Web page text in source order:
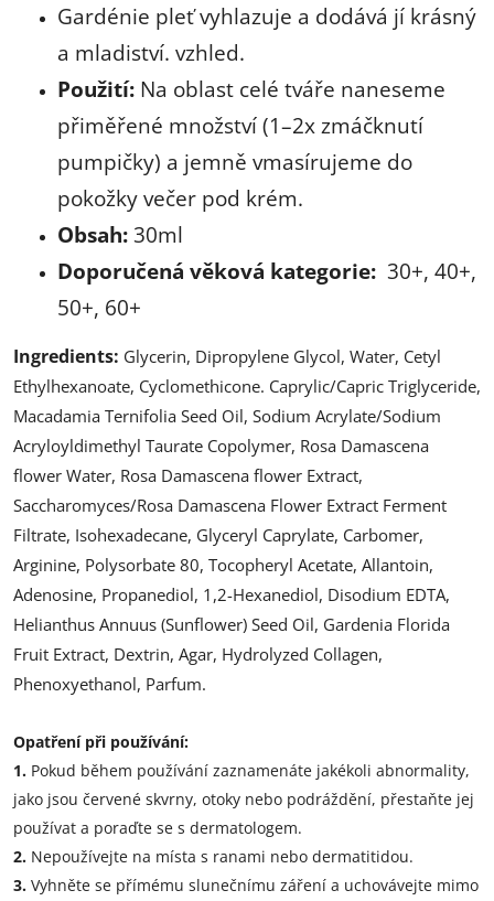
Gardénie pleť vyhlazuje a dodává jí krásný
a mladiství. vzhled.
Použití: Na oblast celé tváře naneseme
přiměřené množství (1–2x zmáčknutí
pumpičky) a jemně vmasírujeme do
pokožky večer pod krém.
Obsah: 30ml
Doporučená věková kategorie: 30+, 40+,
50+, 60+
Ingredients: Glycerin, Dipropylene Glycol, Water, Cetyl
Ethylhexanoate, Cyclomethicone. Caprylic/Capric Triglyceride,
Macadamia Ternifolia Seed Oil, Sodium Acrylate/Sodium
Acryloyldimethyl Taurate Copolymer, Rosa Damascena
flower Water, Rosa Damascena flower Extract,
Saccharomyces/Rosa Damascena Flower Extract Ferment
Filtrate, Isohexadecane, Glyceryl Caprylate, Carbomer,
Arginine, Polysorbate 80, Tocopheryl Acetate, Allantoin,
Adenosine, Propanediol, 1,2-Hexanediol, Disodium EDTA,
Helianthus Annuus (Sunflower) Seed Oil, Gardenia Florida
Fruit Extract, Dextrin, Agar, Hydrolyzed Collagen,
Phenoxyethanol, Parfum.
Opatření při používání:
1. Pokud během používání zaznamenáte jakékoli abnormality,
jako jsou červené skvrny, otoky nebo podráždění, přestaňte jej
používat a poraďte se s dermatologem.
2. Nepoužívejte na místa s ranami nebo dermatitidou.
3. Vyhněte se přímému slunečnímu záření a uchovávejte mimo